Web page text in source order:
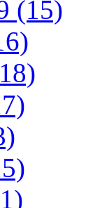
(15)